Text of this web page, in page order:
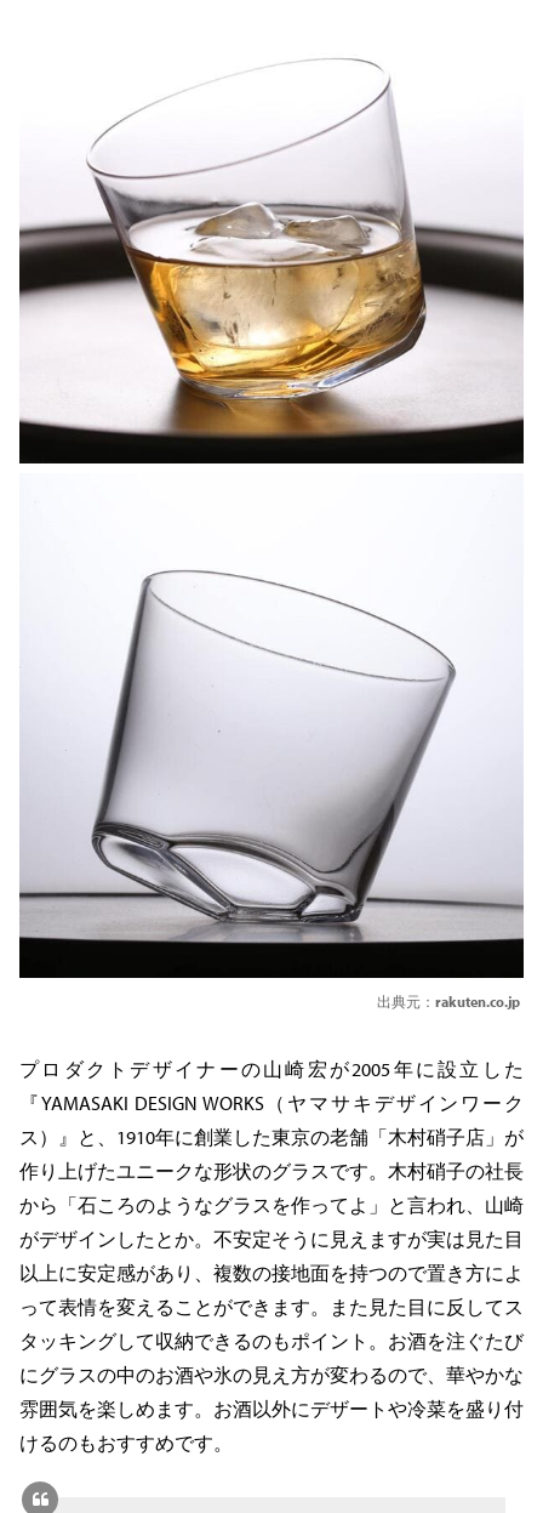
出典元： rakuten.co.jp
プロダクトデザイナーの山崎宏が2005年に設立した
『YAMASAKI DESIGN WORKS（ヤマサキデザインワーク
ス）』と、1910年に創業した東京の老舗「木村硝子店」が
作り上げたユニークな形状のグラスです。木村硝子の社長
から「石ころのようなグラスを作ってよ」と言われ、山崎
がデザインしたとか。不安定そうに見えますが実は見た目
以上に安定感があり、複数の接地面を持つので置き方によ
って表情を変えることができます。また見た目に反してス
タッキングして収納できるのもポイント。お酒を注ぐたび
にグラスの中のお酒や氷の見え方が変わるので、華やかな
雰囲気を楽しめます。お酒以外にデザートや冷菜を盛り付
けるのもおすすめです。